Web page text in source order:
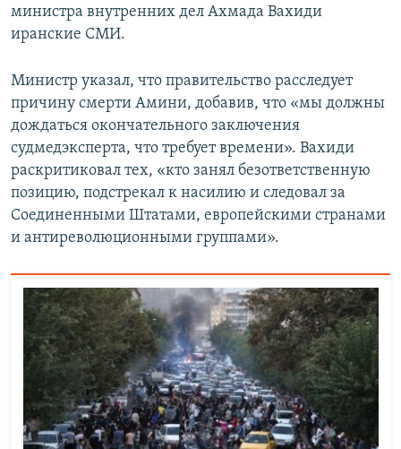
министра внутренних дел Ахмада Вахиди
иранские СМИ.
Министр указал, что правительство расследует
причину смерти Амини, добавив, что «мы должны
дождаться окончательного заключения
судмедэксперта, что требует времени». Вахиди
раскритиковал тех, «кто занял безответственную
позицию, подстрекал к насилию и следовал за
Соединенными Штатами, европейскими странами
и антиреволюционными группами».